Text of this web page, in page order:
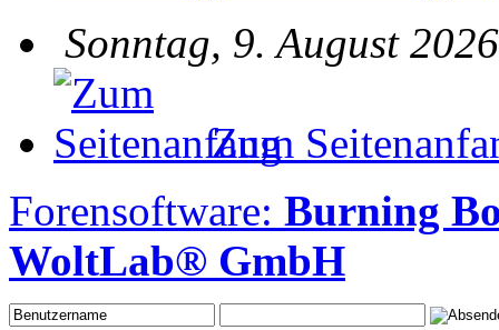
Sonntag, 9. August
Zum
Forensoftware: Burning
WoltLab® GmbH